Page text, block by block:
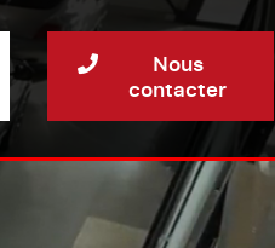
Nous
contacter